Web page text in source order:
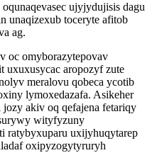
ujyjydujisis dagu
unaqizexub toceryte afitob
ag.
oc omyborazytepovav
uxuxusycac aropozyf zute
meralovu qobeca ycotib
lymoxedazafa. Asikeher
akiv oq qefajena fetariqy
wityfyzuny
ratybyxuparu uxijyhuqytarep
oxipyzogytyruryh